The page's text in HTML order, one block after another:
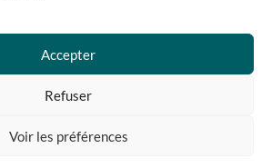
Accepter
Refuser
Voir les préférences
Contactez-nous
Prendre RDV
05 67 07 07 67